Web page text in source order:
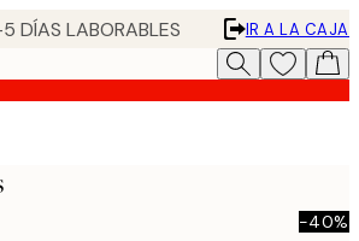
DÍAS LABORABLES
IR A LA CAJA
-40%